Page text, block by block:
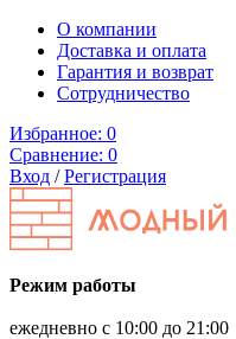
О компании
Доставка и оплата
Гарантия и возврат
Сотрудничество
Избранное: 0
Сравнение: 0
Вход /Регистрация
Режим работы
ежедневно с 10:00 до 21:00